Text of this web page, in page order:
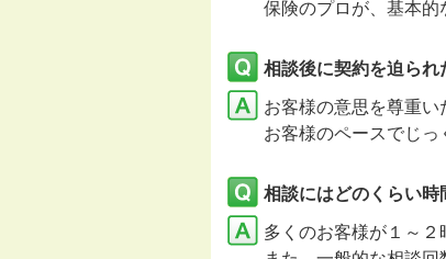
保険のプロが、基本的
相談後に契約を迫られ
お客様の意思を尊重い
お客様のペースでじっ
相談にはどのくらい時
多くのお客様が１～２